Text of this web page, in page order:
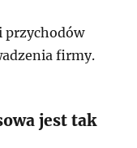
przychodów
firmy.
jest tak